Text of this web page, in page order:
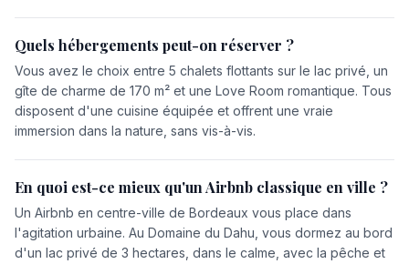
Quels hébergements peut-on réserver ?
Vous avez le choix entre 5 chalets flottants sur le lac privé, un
gîte de charme de 170 m² et une Love Room romantique. Tous
disposent d'une cuisine équipée et offrent une vraie
immersion dans la nature, sans vis-à-vis.
En quoi est-ce mieux qu'un Airbnb classique en ville ?
Un Airbnb en centre-ville de Bordeaux vous place dans
l'agitation urbaine. Au Domaine du Dahu, vous dormez au bord
d'un lac privé de 3 hectares, dans le calme, avec la pêche et